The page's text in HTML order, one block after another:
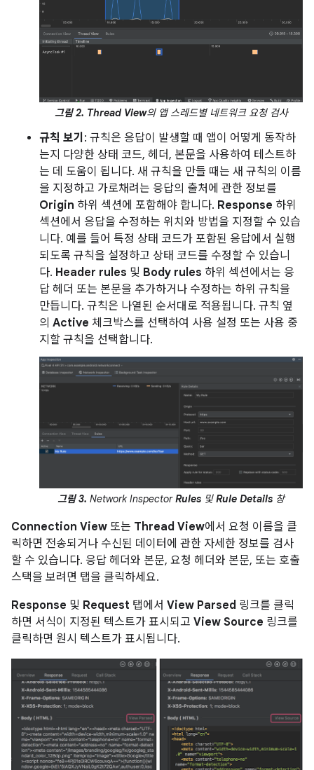
그림 2. Thread View의 앱 스레드별 네트워크 요청 검사
규칙 보기 : 규칙은 응답이 발생할 때 앱이 어떻게 동작하
는지 다양한 상태 코드, 헤더, 본문을 사용하여 테스트하
는 데 도움이 됩니다. 새 규칙을 만들 때는 새 규칙의 이름
을 지정하고 가로채려는 응답의 출처에 관한 정보를
Origin 하위 섹션에 포함해야 합니다. Response 하위
섹션에서 응답을 수정하는 위치와 방법을 지정할 수 있습
니다. 예를 들어 특정 상태 코드가 포함된 응답에서 실행
되도록 규칙을 설정하고 상태 코드를 수정할 수 있습니
다. Header rules 및 Body rules 하위 섹션에서는 응
답 헤더 또는 본문을 추가하거나 수정하는 하위 규칙을
만듭니다. 규칙은 나열된 순서대로 적용됩니다. 규칙 옆
의 Active 체크박스를 선택하여 사용 설정 또는 사용 중
지할 규칙을 선택합니다.
그림 3. Network InspectorRules 및Rule Details 창
Connection View 또는 Thread View에서 요청 이름을 클
릭하면 전송되거나 수신된 데이터에 관한 자세한 정보를 검사
할 수 있습니다. 응답 헤더와 본문, 요청 헤더와 본문, 또는 호출
스택을 보려면 탭을 클릭하세요.
Response 및 Request 탭에서 View Parsed 링크를 클릭
하면 서식이 지정된 텍스트가 표시되고 View Source 링크를
클릭하면 원시 텍스트가 표시됩니다.